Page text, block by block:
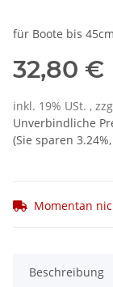
für Boote bis
32,80 €
inkl. 19% USt. ,
Unverbindliche
(Sie sparen 3.24%
Momentan
Beschreibung